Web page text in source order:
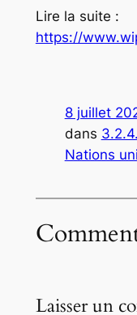
Lire la suite :
https://
8 juillet
dans
Nations
Laisser un